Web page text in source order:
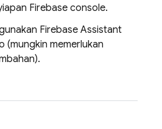
Firebase console.
Firebase Assistant
(mungkin memerlukan